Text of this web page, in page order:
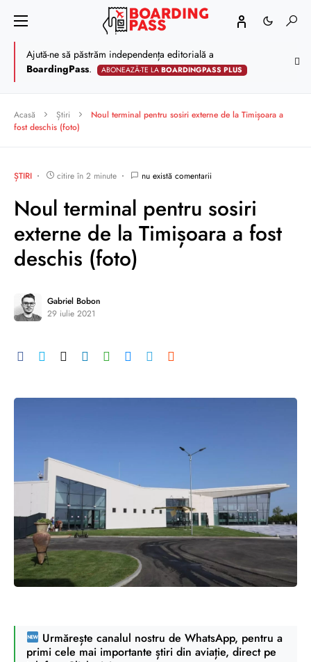
Ajută-ne să păstrăm independența editorială a
BoardingPass. ABONEAZĂ-TE LABOARDINGPASS PLUS
Acasă Știri
Noul terminal pentru sosiri externe de la Timișoara a
fost deschis (foto)
ȘTIRI citire în 2 minute nu există comentarii
Noul terminal pentru sosiri
externe de la Timișoara a fost
deschis (foto)
Gabriel Bobon
29 iulie 2021
Urmărește canalul nostru de WhatsApp, pentru a
primi cele mai importante știri din aviație, direct pe